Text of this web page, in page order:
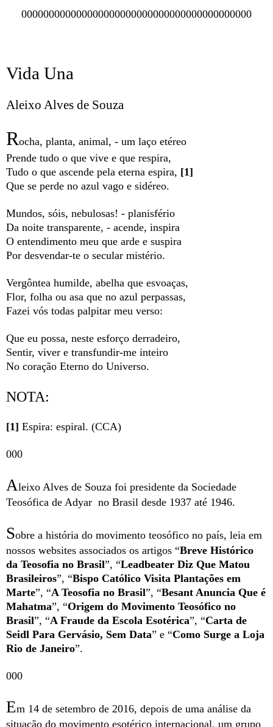
000000000000000000000000000000000000000000
Vida Una
Aleixo Alves de Souza
Rocha, planta, animal, - um laço etéreo
Prende tudo o que vive e que respira,
Tudo o que ascende pela eterna espira, [1]
Que se perde no azul vago e sidéreo.
Mundos, sóis, nebulosas! - planisfério
Da noite transparente, - acende, inspira
O entendimento meu que arde e suspira
Por desvendar-te o secular mistério.
Vergôntea humilde, abelha que esvoaças,
Flor, folha ou asa que no azul perpassas,
Fazei vós todas palpitar meu verso:
Que eu possa, neste esforço derradeiro,
Sentir, viver e transfundir-me inteiro
No coração Eterno do Universo.
NOTA:
[1] Espira: espiral. (CCA)
000
Aleixo Alves de Souza foi presidente da Sociedade
Teosófica de Adyar no Brasil desde 1937 até 1946.
Sobre a história do movimento teosófico no país, leia em
nossos websites associados os artigos “Breve Histórico
da Teosofia no Brasil”, “Leadbeater Diz Que Matou
Brasileiros”, “Bispo Católico Visita Plantações em
Marte”, “A Teosofia no Brasil”, “Besant Anuncia Que é
Mahatma”, “Origem do Movimento Teosófico no
Brasil”, “A Fraude da Escola Esotérica”, “Carta de
Seidl Para Gervásio, Sem Data” e “Como Surge a Loja
Rio de Janeiro”.
000
Em 14 de setembro de 2016, depois de uma análise da
situação do movimento esotérico internacional, um grupo